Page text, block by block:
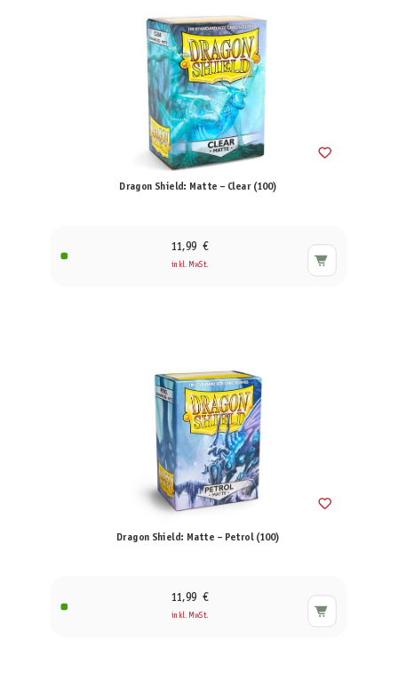
Dragon Shield: Matte – Clear (100)
11,99 €
inkl. MwSt.
Dragon Shield: Matte – Petrol (100)
11,99 €
inkl. MwSt.